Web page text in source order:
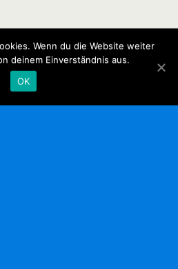
Wenn du die Website weiter
deinem Einverständnis aus.
OK